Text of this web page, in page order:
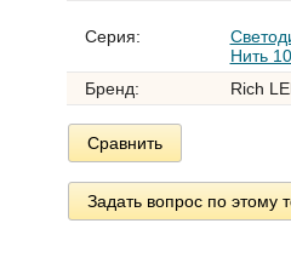
Серия:
Нить
Бренд:
Rich
Сравнить
Задать вопрос по этому